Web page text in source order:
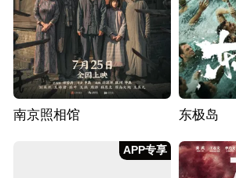
南京照相馆 东极岛
APP专享